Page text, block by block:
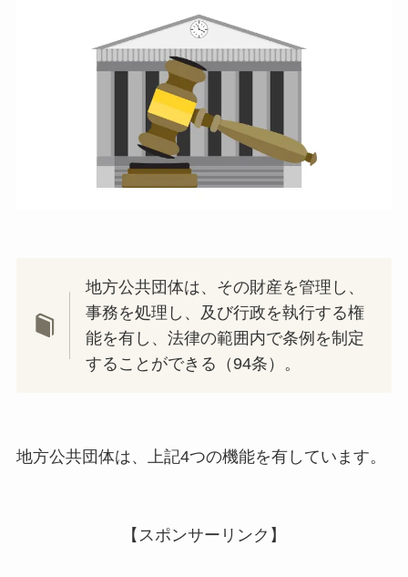
地方公共団体は、その財産を管理し、
事務を処理し、及び行政を執行する権
能を有し、法律の範囲内で条例を制定
することができる（94条）。
地方公共団体は、上記4つの機能を有しています。
【スポンサーリンク】